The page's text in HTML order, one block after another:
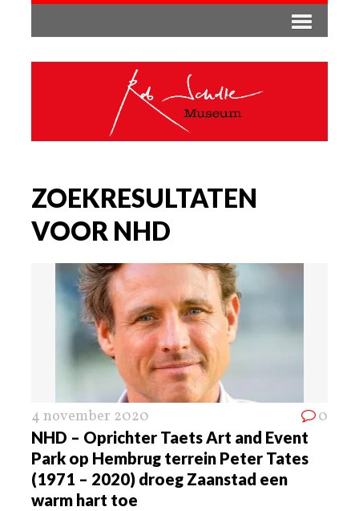
ZOEKRESULTATEN
VOOR NHD
4 november 2020 0
NHD – Oprichter Taets Art and Event
Park op Hembrug terrein Peter Tates
(1971 – 2020) droeg Zaanstad een
warm hart toe